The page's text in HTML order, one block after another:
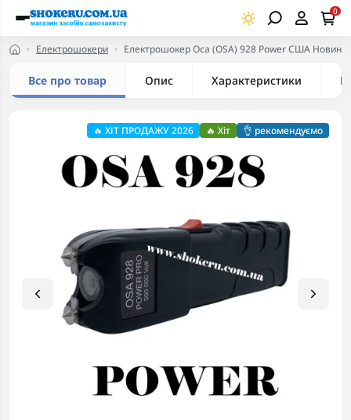
0
Електрошокери Електрошокер Oca (OSA) 928 Power США
Все про товар Опис Характеристики
🔥 ХІТ ПРОДАЖУ 2026 🔥 Хіт 👌 рекомендуємо